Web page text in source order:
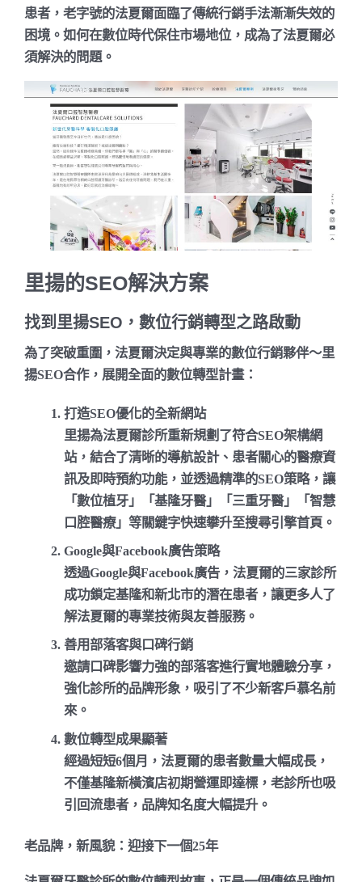
患者，老字號的法夏爾面臨了傳統行銷手法漸漸失效的
困境。如何在數位時代保住市場地位，成為了法夏爾必
須解決的問題。
里揚的SEO解決方案
找到里揚SEO，數位行銷轉型之路啟動
為了突破重圍，法夏爾決定與專業的數位行銷夥伴～里
揚SEO合作，展開全面的數位轉型計畫：
打造SEO優化的全新網站
里揚為法夏爾診所重新規劃了符合SEO架構網
站，結合了清晰的導航設計、患者關心的醫療資
訊及即時預約功能，並透過精準的SEO策略，讓
「數位植牙」「基隆牙醫」「三重牙醫」「智慧
口腔醫療」等關鍵字快速攀升至搜尋引擎首頁。
Google與Facebook廣告策略
透過Google與Facebook廣告，法夏爾的三家診所
成功鎖定基隆和新北市的潛在患者，讓更多人了
解法夏爾的專業技術與友善服務。
善用部落客與口碑行銷
邀請口碑影響力強的部落客進行實地體驗分享，
強化診所的品牌形象，吸引了不少新客戶慕名前
來。
數位轉型成果顯著
經過短短6個月，法夏爾的患者數量大幅成長，
不僅基隆新橫濱店初期營運即達標，老診所也吸
引回流患者，品牌知名度大幅提升。
老品牌，新風貌：迎接下一個25年